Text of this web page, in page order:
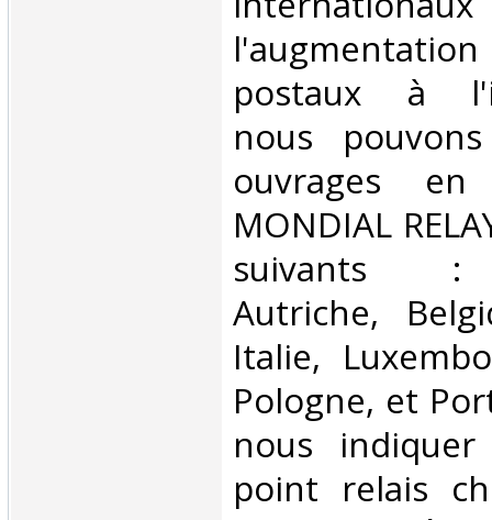
postaux à
nous
ouvrages
MONDIAL
suivants :
Autriche,
Italie,
Pologne, et
nous
point relais